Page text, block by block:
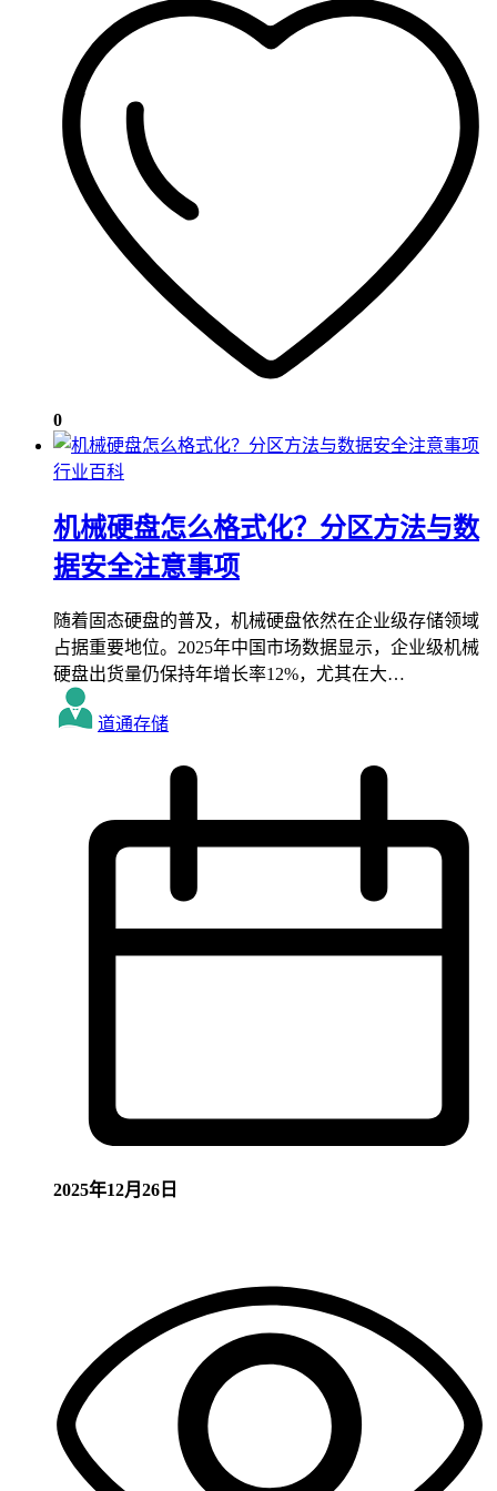
0
行业百科
机械硬盘怎么格式化？分区方法与数
据安全注意事项
随着固态硬盘的普及，机械硬盘依然在企业级存储领域
占据重要地位。2025年中国市场数据显示，企业级机械
硬盘出货量仍保持年增长率12%，尤其在大…
道通存储
2025年12月26日